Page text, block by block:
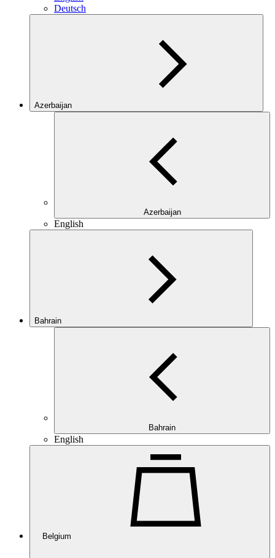
Deutsch
Azerbaijan
Azerbaijan
English
Bahrain
Bahrain
English
Belgium